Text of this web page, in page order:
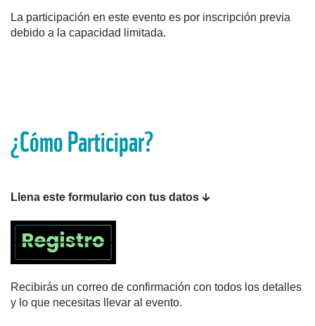
La participación en este evento es por inscripción previa
debido a la capacidad limitada.
¿Cómo Participar?
Llena este formulario con tus datos 🡳
Recibirás un correo de confirmación con todos los detalles
y lo que necesitas llevar al evento.